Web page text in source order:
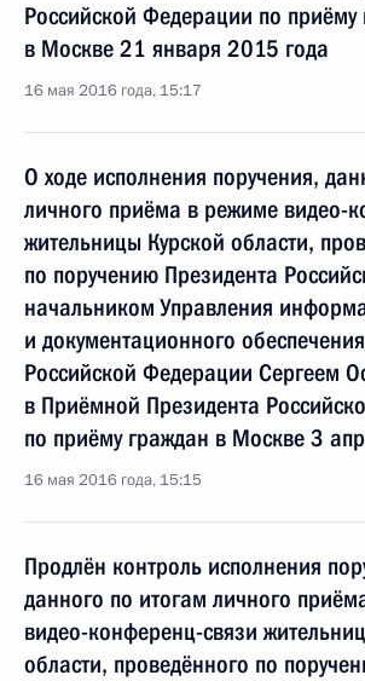
Российской Федерации по приёму
в Москве 21 января 2015 года
16 мая 2016 года, 15:17
О ходе исполнения поручения,
личного приёма в режиме видео-
жительницы Курской области,
по поручению Президента
начальником Управления
и документационного
Российской Федерации Сергеем
в Приёмной Президента
по приёму граждан в Москве 3
16 мая 2016 года, 15:15
Продлён контроль исполнения
данного по итогам личного
видео-конференц-связи
области, проведённого по